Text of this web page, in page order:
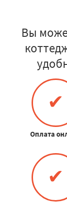
Вы
✔
Оплата
✔